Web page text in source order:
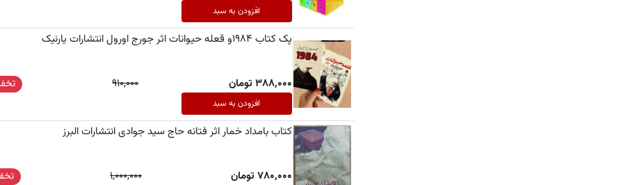
افزودن به سبد
پک کتاب 1984و قعله حیوانات اثر جورج اورول انتشارات یارنیک
388,000 تومان 910,000
افزودن به سبد
کتاب بامداد خمار اثر فتانه حاج سید جوادی انتشارات البرز
780,000 تومان 1,000,000